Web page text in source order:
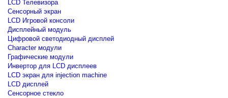
LCD Телевизора
Сенсорный экран
LCD Игровой консоли
Дисплейный модуль
Цифровой светодиодный дисплей
Сharacter модули
Графические модули
Инвертор для LCD дисплеев
LCD экран для injection machine
LCD дисплей
Сенсорное стекло